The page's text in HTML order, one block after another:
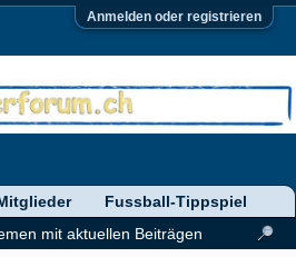
Anmelden oder registrieren
mit aktuellen Beiträgen
Fussball-Tippspiel